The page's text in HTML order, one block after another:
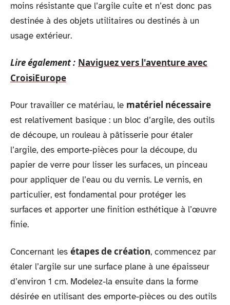
moins résistante que l’argile cuite et n’est donc pas
destinée à des objets utilitaires ou destinés à un
usage extérieur.
Lire également : Naviguez vers l'aventure avec
CroisiEurope
Pour travailler ce matériau, le matériel nécessaire
est relativement basique : un bloc d’argile, des outils
de découpe, un rouleau à pâtisserie pour étaler
l’argile, des emporte-pièces pour la découpe, du
papier de verre pour lisser les surfaces, un pinceau
pour appliquer de l’eau ou du vernis. Le vernis, en
particulier, est fondamental pour protéger les
surfaces et apporter une finition esthétique à l’œuvre
finie.
Concernant les étapes de création, commencez par
étaler l’argile sur une surface plane à une épaisseur
d’environ 1 cm. Modelez-la ensuite dans la forme
désirée en utilisant des emporte-pièces ou des outils